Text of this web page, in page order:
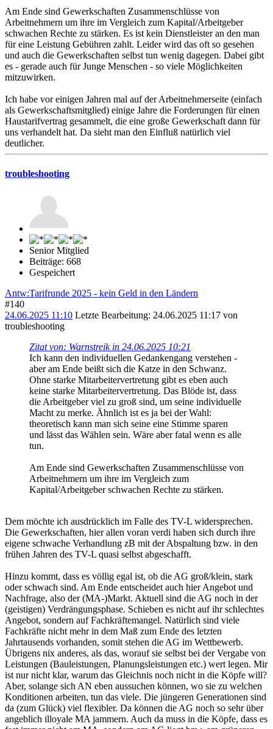
Am Ende sind Gewerkschaften Zusammenschlüsse von
Arbeitnehmern um ihre im Vergleich zum Kapital/Arbeitgeber
schwachen Rechte zu stärken. Es ist kein Dienstleister an den man
für eine Leistung Gebühren zahlt. Leider wird das oft so gesehen
und auch die Gewerkschaften selbst tun wenig dagegen. Dabei gibt
es - gerade auch für Junge Menschen - so viele Möglichkeiten
mitzuwirken.
Ich habe vor einigen Jahren mal auf der Arbeitnehmerseite (einfach
als Gewerkschaftsmitglied) einige Jahre die Forderungen für einen
Haustarifvertrag gesammelt, die eine große Gewerkschaft dann für
uns verhandelt hat. Da sieht man den Einfluß natürlich viel
deutlicher.
troubleshooting
Senior Mitglied
Beiträge: 668
Gespeichert
Antw:Tarifrunde 2025 - kein Geld in den Ländern
#140
24.06.2025 11:10 Letzte Bearbeitung: 24.06.2025 11:17 von
troubleshooting
Zitat von: Warnstreik in 24.06.2025 10:21
Ich kann den individuellen Gedankengang verstehen -
aber am Ende beißt sich die Katze in den Schwanz.
Ohne starke Mitarbeitervertretung gibt es eben auch
keine starke Mitarbeitervertretung. Das Blöde ist, dass
die Arbeitgeber viel zu groß sind, um seine individuelle
Macht zu merke. Ähnlich ist es ja bei der Wahl:
theoretisch kann man sich seine eine Stimme sparen
und lässt das Wählen sein. Wäre aber fatal wenn es alle
tun.
Am Ende sind Gewerkschaften Zusammenschlüsse von
Arbeitnehmern um ihre im Vergleich zum
Kapital/Arbeitgeber schwachen Rechte zu stärken.
Dem möchte ich ausdrücklich im Falle des TV-L widersprechen.
Die Gewerkschaften, hier allen voran verdi haben sich durch ihre
eigene schwache Verhandlung zB mit der Abspaltung bzw. in den
frühen Jahren des TV-L quasi selbst abgeschafft.
Hinzu kommt, dass es völlig egal ist, ob die AG groß/klein, stark
oder schwach sind. Am Ende entscheidet auch hier Angebot und
Nachfrage, also der (MA-)Markt. Aktuell sind die AG noch in der
(geistigen) Verdrängungsphase. Schieben es nicht auf ihr schlechtes
Angebot, sondern auf Fachkräftemangel. Natürlich sind viele
Fachkräfte nicht mehr in dem Maß zum Ende des letzten
Jahrtausends vorhanden, somit stehen die AG im Wettbewerb.
Übrigens nix anderes, als das, worauf sie selbst bei der Vergabe von
Leistungen (Bauleistungen, Planungsleistungen etc.) wert legen. Mir
ist nur nicht klar, warum das Gleichnis noch nicht in die Köpfe will?
Aber, solange sich AN eben aussuchen können, wo sie zu welchen
Konditionen arbeiten, tun das viele. Die jüngeren Generationen sind
da (zum Glück) viel flexibler. Da können die AG noch so sehr über
angeblich illoyale MA jammern. Auch da muss in die Köpfe, dass es